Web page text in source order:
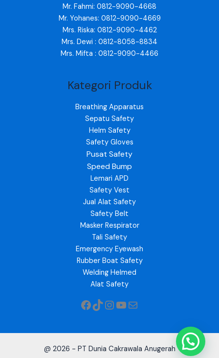
Mr. Fahmi: 0812-9090-4668
Mr. Yohanes: 0812-9090-4669
Mrs. Riska: 0812-9090-4462
Mrs. Dewi : 0812-8058-8834
Mrs. Mifta : 0812-9090-4466
Kategori Produk
Breathing Apparatus
Sepatu Safety
Helm Safety
Safety Gloves
Pusat Safety
Speed Bump
Lemari APD
Safety Vest
Jual Alat Safety
Safety Belt
Masker Respirator
Tali Safety
Emergency Eyewash
Rubber Boat Safety
Welding Helmed
Alat Safety
@ 2026 - PT Dunia Cakrawala Anugerah